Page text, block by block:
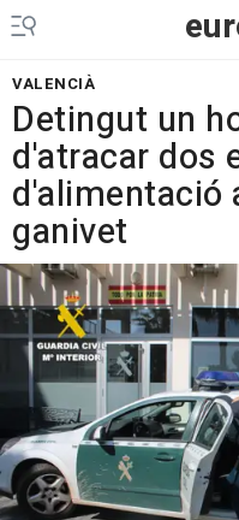
VALENCIÀ
Detingut un
d'atracar dos
d'alimentació
ganivet